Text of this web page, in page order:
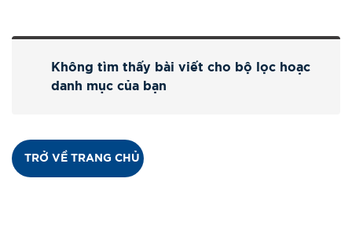
Không tìm thấy bài viết cho bộ lọc hoạc
danh mục của bạn
TRỞ VỀ TRANG CHỦ